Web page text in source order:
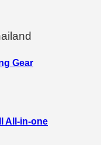
Gear
All-in-one